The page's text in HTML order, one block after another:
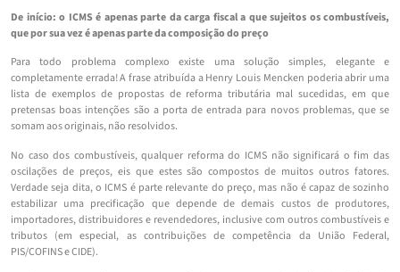
De início: o ICMS é apenas parte da carga fiscal a que sujeitos os combustíveis,
que por sua vez é apenas parte da composição do preço
Para todo problema complexo existe uma solução simples, elegante e
completamente errada! A frase atribuída a Henry Louis Mencken poderia abrir uma
lista de exemplos de propostas de reforma tributária mal sucedidas, em que
pretensas boas intenções são a porta de entrada para novos problemas, que se
somam aos originais, não resolvidos.
No caso dos combustíveis, qualquer reforma do ICMS não significará o fim das
oscilações de preços, eis que estes são compostos de muitos outros fatores.
Verdade seja dita, o ICMS é parte relevante do preço, mas não é capaz de sozinho
estabilizar uma precificação que depende de demais custos de produtores,
importadores, distribuidores e revendedores, inclusive com outros combustíveis e
tributos (em especial, as contribuições de competência da União Federal,
PIS/COFINS e CIDE).